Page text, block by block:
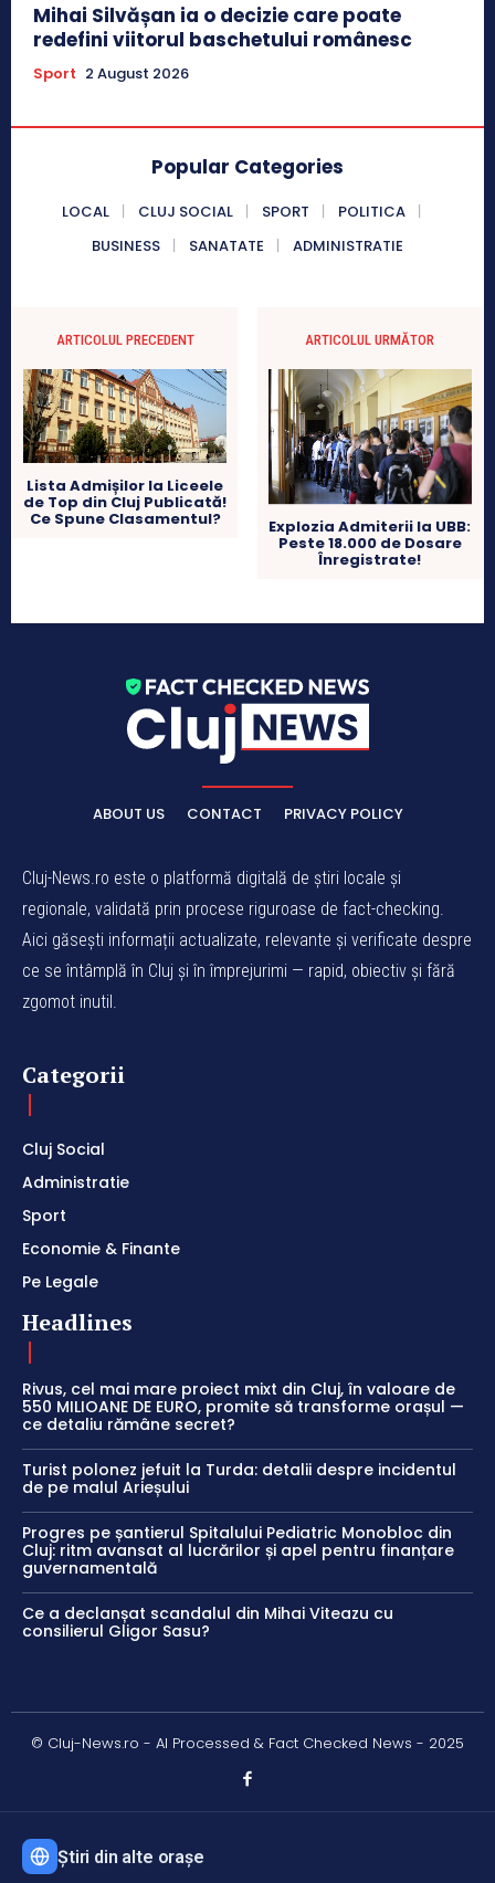
Mihai Silvășan ia o decizie care poate
redefini viitorul baschetului românesc
Sport 2 August 2026
Popular Categories
LOCAL CLUJ SOCIAL SPORT
POLITICA
BUSINESS
SANATATE ADMINISTRATIE
ARTICOLUL PRECEDENT
Lista Admișilor la Liceele
de Top din Cluj Publicată!
Ce Spune Clasamentul?
ARTICOLUL URMĂTOR
Explozia Admiterii la UBB:
Peste 18.000 de Dosare
Înregistrate!
ABOUT US CONTACT PRIVACY POLICY
Cluj-News.ro este o platformă digitală de știri locale și
regionale, validată prin procese riguroase de fact-checking.
Aici găsești informații actualizate, relevante și verificate despre
ce se întâmplă în Cluj și în împrejurimi — rapid, obiectiv și fără
zgomot inutil.
Categorii
Cluj Social
Administratie
Sport
Economie & Finante
Pe Legale
Headlines
Rivus, cel mai mare proiect mixt din Cluj, în valoare de
550 MILIOANE DE EURO, promite să transforme orașul —
ce detaliu rămâne secret?
Turist polonez jefuit la Turda: detalii despre incidentul
de pe malul Arieșului
Progres pe șantierul Spitalului Pediatric Monobloc din
Cluj: ritm avansat al lucrărilor și apel pentru finanțare
guvernamentală
Ce a declanșat scandalul din Mihai Viteazu cu
consilierul Gligor Sasu?
© Cluj-News.ro - AI Processed & Fact Checked News - 2025
Știri din alte orașe